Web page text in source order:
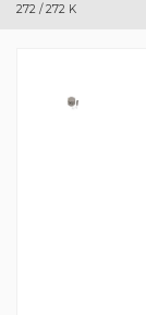
272 / 272 K